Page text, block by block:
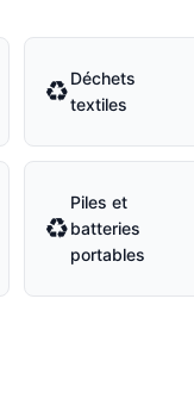
♻Déchets
textiles
♻
Piles et
batteries
portables